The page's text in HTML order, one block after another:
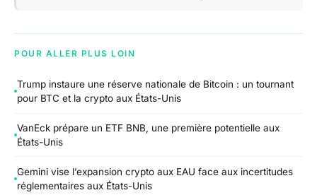
POUR ALLER PLUS LOIN
Trump instaure une réserve nationale de Bitcoin : un tournant
pour BTC et la crypto aux États-Unis
VanEck prépare un ETF BNB, une première potentielle aux
États-Unis
Gemini vise l’expansion crypto aux EAU face aux incertitudes
réglementaires aux États-Unis